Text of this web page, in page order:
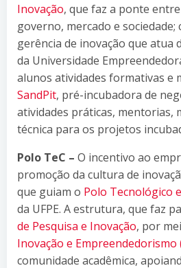
Inovação, que faz a ponte
governo, mercado e sociedade;
gerência de inovação que atua
da Universidade
alunos atividades formativas e
SandPit, pré-incubadora de
atividades práticas, mentorias,
técnica para os projetos
Polo TeC – O incentivo ao
promoção da cultura de
que guiam o Polo Tecnológico
da UFPE. A estrutura, que faz
de Pesquisa e Inovação, por
Inovação e Empreendedorismo
comunidade acadêmica,